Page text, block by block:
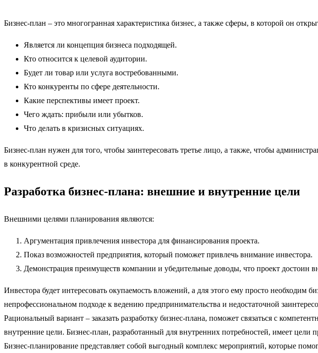
Бизнес-план – это многогранная характеристика бизнес, а также сферы, в которой он
Является ли концепция бизнеса подходящей.
Кто относится к целевой аудитории.
Будет ли товар или услуга востребованными.
Кто конкуренты по сфере деятельности.
Какие перспективы имеет проект.
Чего ждать: прибыли или убытков.
Что делать в кризисных ситуациях.
Бизнес-план нужен для того, чтобы заинтересовать третье лицо, а также, чтобы
в конкурентной среде.
Разработка бизнес-плана: внешние и внутренние цели
Внешними целями планирования являются:
Аргументация привлечения инвестора для финансирования проекта.
Показ возможностей предприятия, который поможет привлечь внимание инвестора.
Демонстрация преимуществ компании и убедительные доводы, что проект достоин
Инвестора будет интересовать окупаемость вложений, а для этого ему просто
непрофессиональном подходе к ведению предпринимательства и недостаточной
Рациональный вариант – заказать разработку бизнес-плана, поможет связаться с
внутренние цели. Бизнес-план, разработанный для внутренних потребностей, имеет
Бизнес-планирование представляет собой выгодный комплекс мероприятий, которые